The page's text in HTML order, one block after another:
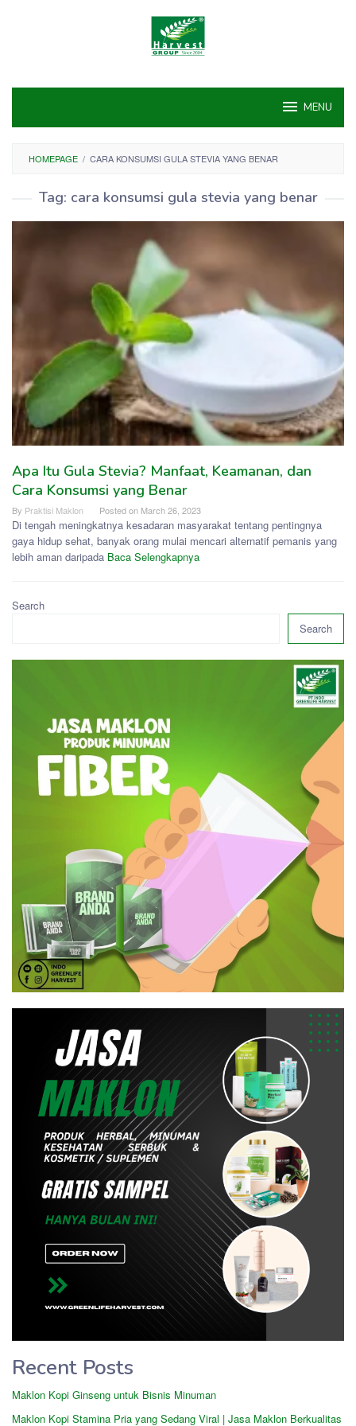
MENU
HOMEPAGE / CARA KONSUMSI GULA STEVIA YANG BENAR
Tag: cara konsumsi gula stevia yang benar
Apa Itu Gula Stevia? Manfaat, Keamanan, dan
Cara Konsumsi yang Benar
By Praktisi Maklon Posted on March 26, 2023
Di tengah meningkatnya kesadaran masyarakat tentang pentingnya
gaya hidup sehat, banyak orang mulai mencari alternatif pemanis yang
lebih aman daripada Baca Selengkapnya
Search
Search
Recent Posts
Maklon Kopi Ginseng untuk Bisnis Minuman
Maklon Kopi Stamina Pria yang Sedang Viral | Jasa Maklon Berkualitas